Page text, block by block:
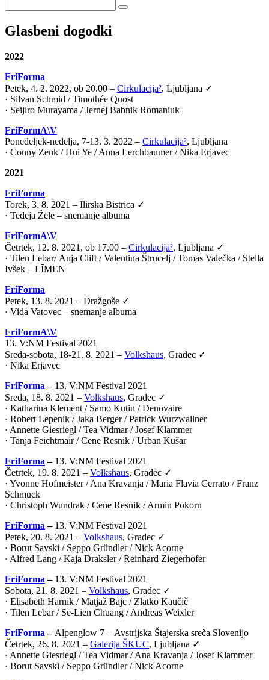
Glasbeni dogodki
2022
FriForma
Petek, 4. 2. 2022, ob 20.00 – Cirkulacija², Ljubljana ✓
· Silvan Schmid / Timothée Quost
· Seijiro Murayama / Jernej Babnik Romaniuk
FriFormA\V
Ponedeljek-nedelja, 7-13. 3. 2022 – Cirkulacija², Ljubljana
· Conny Zenk / Hui Ye / Anna Lerchbaumer / Nika Erjavec
2021
FriForma
Torek, 3. 8. 2021 – Ilirska Bistrica ✓
· Tedeja Žele – snemanje albuma
FriFormA\V
Četrtek, 12. 8. 2021, ob 17.00 – Cirkulacija², Ljubljana ✓
· Tilen Lebar/ Anja Clift /Valentina Štrucelj /Tomas Valečka / Stella
Ivšek – LĪMEN
FriForma
Petek, 13. 8. 2021 – Dražgoše ✓
· Vida Vatovec – snemanje albuma
FriFormA\V
13. V:NM Festival 2021
Sreda-sobota, 18-21. 8. 2021 – Volkshaus, Gradec ✓
· Nika Erjavec
FriForma – 13. V:NM Festival 2021
Sreda, 18. 8. 2021 – Volkshaus, Gradec ✓
· Katharina Klement / Samo Kutin / Denovaire
· Robert Lepenik / Jaka Berger / Patrick Wurzwallner
· Annette Giesriegl / Tea Vidmar / Josef Klammer
· Tanja Feichtmair / Cene Resnik / Urban Kušar
FriForma – 13. V:NM Festival 2021
Četrtek, 19. 8. 2021 – Volkshaus, Gradec ✓
· Yvonne Hofmeister / Ana Kravanja / Maria Flavia Cerrato / Franz
Schmuck
· Christoph Wundrak / Cene Resnik / Armin Pokorn
FriForma – 13. V:NM Festival 2021
Petek, 20. 8. 2021 – Volkshaus, Gradec ✓
· Borut Savski / Seppo Gründler / Nick Acorne
· Alfred Lang / Kaja Draksler / Reinhard Ziegerhofer
FriForma – 13. V:NM Festival 2021
Sobota, 21. 8. 2021 – Volkshaus, Gradec ✓
· Elisabeth Harnik / Matjaž Bajc / Zlatko Kaučič
· Tilen Lebar / Se-Lien Chuang / Andreas Weixler
FriForma – Alpenglow 7 – Avstrijska Štajerska sreča Slovenijo
Četrtek, 26. 8. 2021 – Galerija ŠKUC, Ljubljana ✓
· Annette Giesriegl / Tea Vidmar / Ana Kravanja / Josef Klammer
· Borut Savski / Seppo Gründler / Nick Acorne